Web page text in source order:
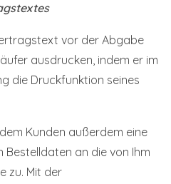
vor der Abgabe
ausdrucken, indem er im
die Druckfunktion seines
Kunden außerdem eine
an die von Ihm
zu. Mit der